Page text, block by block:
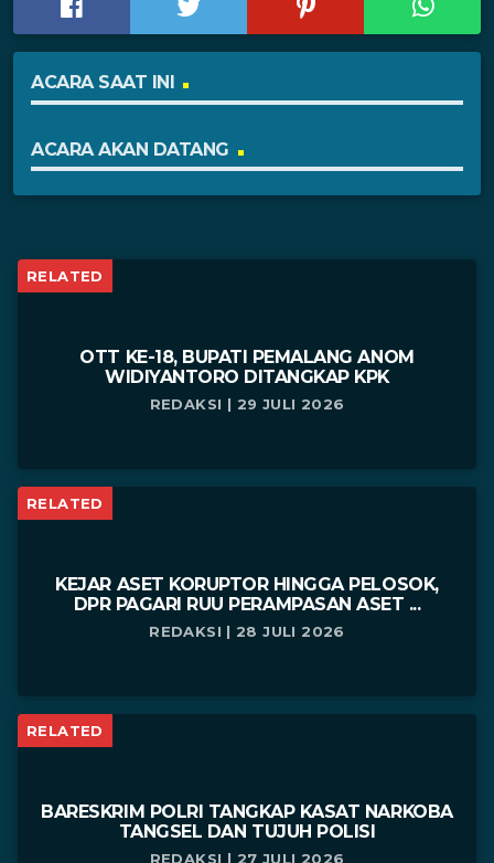
ACARA SAAT INI
ACARA AKAN DATANG
RELATED
OTT KE-18, BUPATI PEMALANG ANOM
WIDIYANTORO DITANGKAP KPK
REDAKSI | 29 JULI 2026
RELATED
KEJAR ASET KORUPTOR HINGGA PELOSOK,
DPR PAGARI RUU PERAMPASAN ASET ...
REDAKSI | 28 JULI 2026
RELATED
BARESKRIM POLRI TANGKAP KASAT NARKOBA
TANGSEL DAN TUJUH POLISI
REDAKSI | 27 JULI 2026